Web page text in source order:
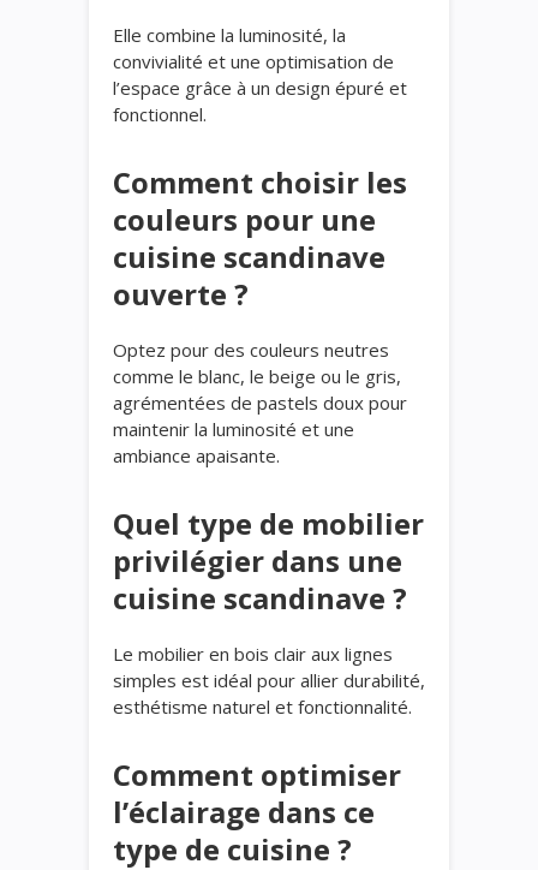
Elle combine la luminosité, la
convivialité et une optimisation de
l’espace grâce à un design épuré et
fonctionnel.
Comment choisir les
couleurs pour une
cuisine scandinave
ouverte ?
Optez pour des couleurs neutres
comme le blanc, le beige ou le gris,
agrémentées de pastels doux pour
maintenir la luminosité et une
ambiance apaisante.
Quel type de mobilier
privilégier dans une
cuisine scandinave ?
Le mobilier en bois clair aux lignes
simples est idéal pour allier durabilité,
esthétisme naturel et fonctionnalité.
Comment optimiser
l’éclairage dans ce
type de cuisine ?